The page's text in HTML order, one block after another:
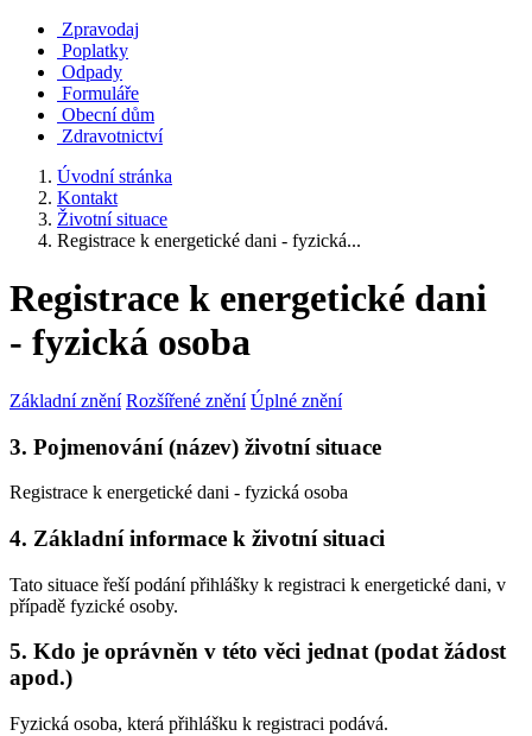
Zpravodaj
Poplatky
Odpady
Formuláře
Obecní dům
Zdravotnictví
Úvodní stránka
Kontakt
Životní situace
Registrace k energetické dani - fyzická...
Registrace k energetické dani
- fyzická osoba
Základní znění Rozšířené znění Úplné znění
3. Pojmenování (název) životní situace
Registrace k energetické dani - fyzická osoba
4. Základní informace k životní situaci
Tato situace řeší podání přihlášky k registraci k energetické dani, v
případě fyzické osoby.
5. Kdo je oprávněn v této věci jednat (podat žádost
apod.)
Fyzická osoba, která přihlášku k registraci podává.